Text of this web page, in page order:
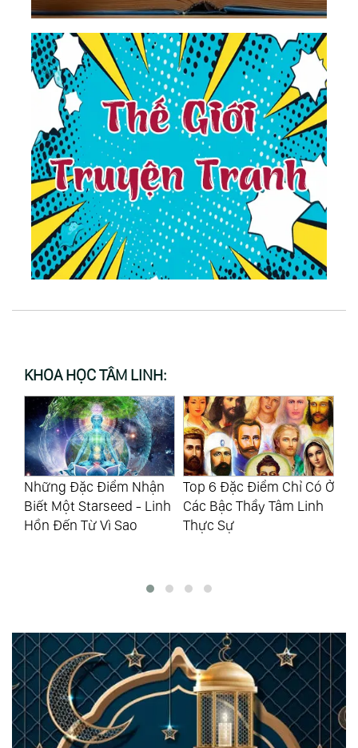
KHOA HỌC TÂM LINH:
Những Đặc Điểm Nhận
Biết Một Starseed - Linh
Hồn Đến Từ Vì Sao
Top 6 Đặc Điểm Chỉ Có Ở
Các Bậc Thầy Tâm Linh
Thực Sự